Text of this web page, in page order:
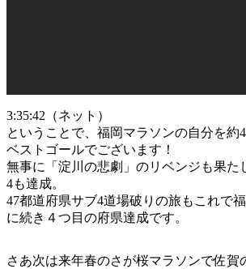
3:35:42（ネット）
ということで、福岡マラソンの自分を約
ベストゴールでございます！
無事に「淀川の悲劇」のリベンジも果た
4も達成。
47都道府県サブ4道場破りの旅もこれで
に続き４つ目の府県達成です。
さあ次は来年春のさが桜マラソンで佐賀